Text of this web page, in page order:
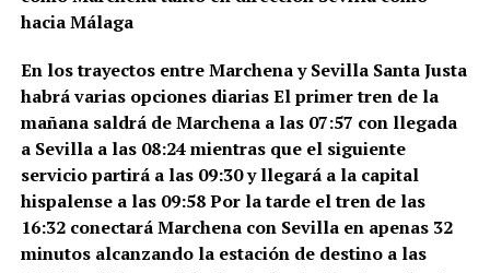
hacia Málaga
En los trayectos entre Marchena y Sevilla Santa Justa
habrá varias opciones diarias El primer tren de la
mañana saldrá de Marchena a las 07:57 con llegada
a Sevilla a las 08:24 mientras que el siguiente
servicio partirá a las 09:30 y llegará a la capital
hispalense a las 09:58 Por la tarde el tren de las
16:32 conectará Marchena con Sevilla en apenas 32
minutos alcanzando la estación de destino a las